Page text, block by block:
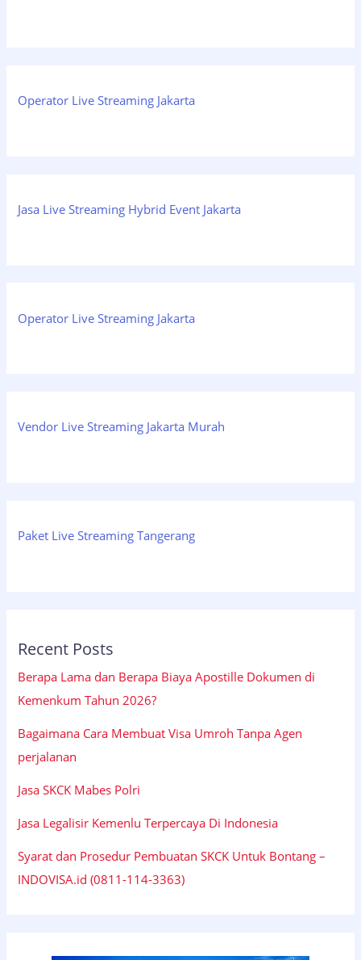
Operator Live Streaming Jakarta
Jasa Live Streaming Hybrid Event Jakarta
Operator Live Streaming Jakarta
Vendor Live Streaming Jakarta Murah
Paket Live Streaming Tangerang
Recent Posts
Berapa Lama dan Berapa Biaya Apostille Dokumen di
Kemenkum Tahun 2026?
Bagaimana Cara Membuat Visa Umroh Tanpa Agen
perjalanan
Jasa SKCK Mabes Polri
Jasa Legalisir Kemenlu Terpercaya Di Indonesia
Syarat dan Prosedur Pembuatan SKCK Untuk Bontang –
INDOVISA.id (0811-114-3363)